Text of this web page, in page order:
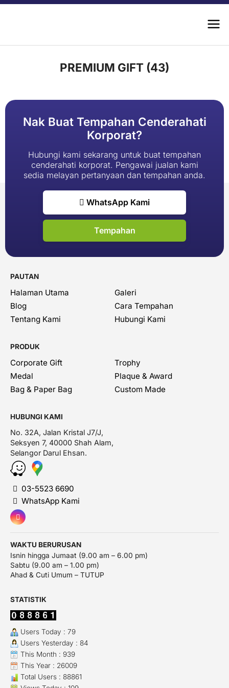
PREMIUM GIFT (43)
Nak Buat Tempahan Cenderahati
Korporat?
Hubungi kami sekarang untuk buat tempahan
cenderahati korporat. Pengawai jualan kami
sedia melayan pertanyaan dan tempahan anda.
WhatsApp Kami
Tempahan
PAUTAN
Halaman Utama
Galeri
Blog
Cara Tempahan
Tentang Kami
Hubungi Kami
PRODUK
Corporate Gift
Trophy
Medal
Plaque & Award
Bag & Paper Bag
Custom Made
HUBUNGI KAMI
No. 32A, Jalan Kristal J7/J,
Seksyen 7, 40000 Shah Alam,
Selangor Darul Ehsan.
03-5523 6690
WhatsApp Kami
WAKTU BERURUSAN
Isnin hingga Jumaat (9.00 am – 6.00 pm)
Sabtu (9.00 am – 1.00 pm)
Ahad & Cuti Umum – TUTUP
STATISTIK
Users Today : 79
Users Yesterday : 84
This Month : 939
This Year : 26009
Total Users : 88861